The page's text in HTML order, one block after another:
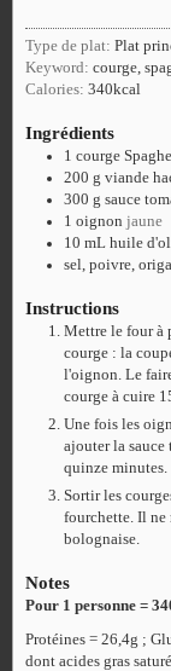
Type de plat: Plat
Keyword: courge,
Calories: 340kcal
Ingrédients
1 courge
200 g viande
300 g sauce
1 oignon jaune
10 mL huile
sel, poivre,
Instructions
Mettre le four à
courge : la
l'oignon. Le
courge à cuire
Une fois les
ajouter la sauce
quinze minutes.
Sortir les
fourchette. Il ne
bolognaise.
Notes
Pour 1 personne =
Protéines = 26,4g ;
dont acides gras